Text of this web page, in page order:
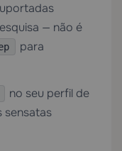
— não é
para
no seu perfil de
sensatas